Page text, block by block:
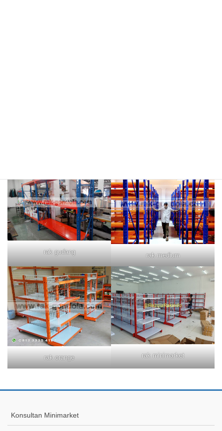
rak gudang rak medium
rak orange rak minimarket
Konsultan Minimarket